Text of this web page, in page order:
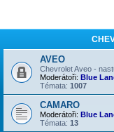
AVEO
Chevrolet Aveo -
Moderátoři: Blue
Témata: 1007
CAMARO
Moderátoři: Blue
Témata: 13